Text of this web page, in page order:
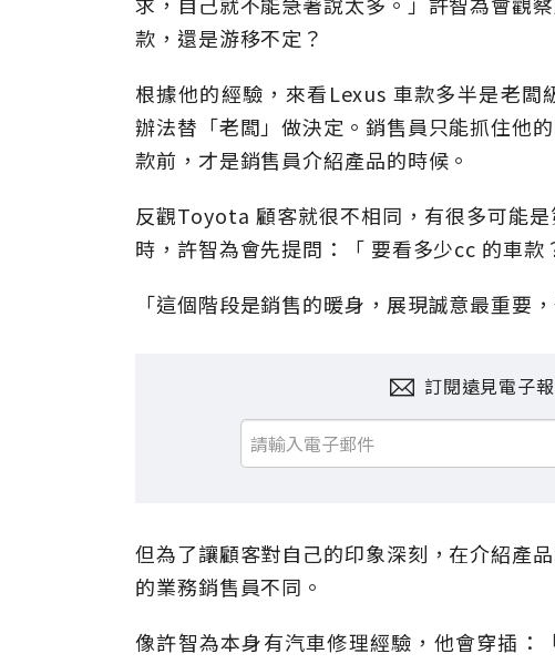
款，還是游移不定？
根據他的經驗，來看Lexus 車款多半是老
辦法替「老闆」做決定。銷售員只能抓住他
款前，才是銷售員介紹產品的時候。
反觀Toyota 顧客就很不相同，有很多可能
時，許智為會先提問：「 要看多少cc 的車
「這個階段是銷售的暖身，展現誠意最重要
訂閱遠見電子
但為了讓顧客對自己的印象深刻，在介紹產
的業務銷售員不同。
像許智為本身有汽車修理經驗，他會穿插：